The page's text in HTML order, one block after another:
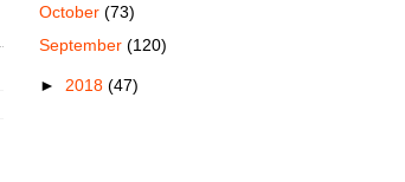
October (73)
September (120)
► 2018 (47)